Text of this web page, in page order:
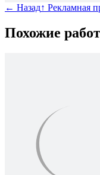
← Назад↑ Рекламная
Похожие